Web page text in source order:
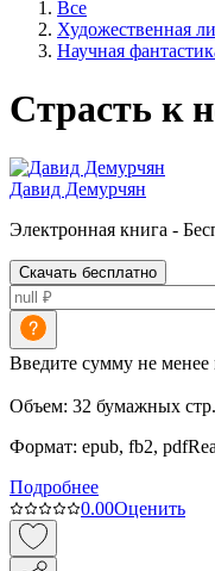
Все
Художественная
Научная
Страсть к
Давид Демурчян
Электронная книга -
Скачать бесплатно
Введите сумму не менее
Объем: 32 бумажных стр.
Формат: epub, fb2,
Подробнее
0.00Оценить